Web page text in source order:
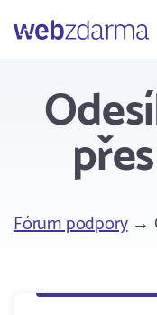
Webzdarma
Fórum podpory→